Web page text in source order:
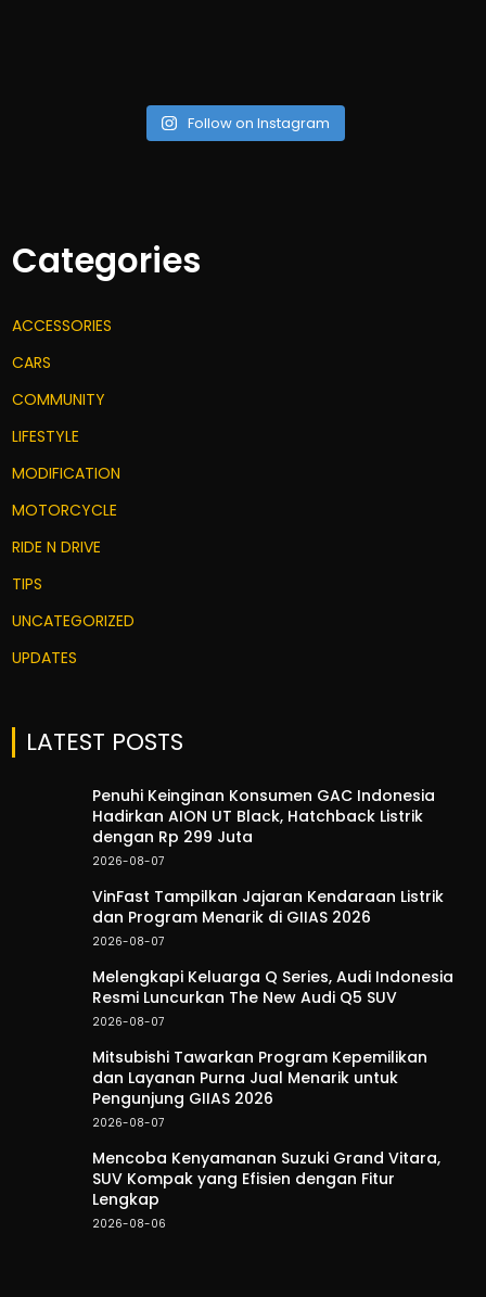
Follow on Instagram
Categories
ACCESSORIES
CARS
COMMUNITY
LIFESTYLE
MODIFICATION
MOTORCYCLE
RIDE N DRIVE
TIPS
UNCATEGORIZED
UPDATES
LATEST POSTS
Penuhi Keinginan Konsumen GAC Indonesia
Hadirkan AION UT Black, Hatchback Listrik
dengan Rp 299 Juta
2026-08-07
VinFast Tampilkan Jajaran Kendaraan Listrik
dan Program Menarik di GIIAS 2026
2026-08-07
Melengkapi Keluarga Q Series, Audi Indonesia
Resmi Luncurkan The New Audi Q5 SUV
2026-08-07
Mitsubishi Tawarkan Program Kepemilikan
dan Layanan Purna Jual Menarik untuk
Pengunjung GIIAS 2026
2026-08-07
Mencoba Kenyamanan Suzuki Grand Vitara,
SUV Kompak yang Efisien dengan Fitur
Lengkap
2026-08-06